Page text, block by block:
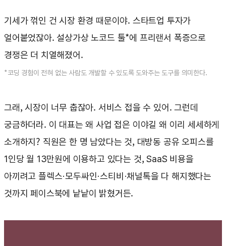
기세가 꺾인 건 시장 환경 때문이야. 스타트업 투자가
얼어붙었잖아. 설상가상 노코드 툴*에 프리랜서 폭증으로
경쟁은 더 치열해졌어.
*코딩 경험이 전혀 없는 사람도 개발할 수 있도록 도와주는 도구를 의미한다.
그래, 시장이 너무 춥잖아. 서비스 접을 수 있어. 그런데
궁금하더라. 이 대표는 왜 사업 접은 이야길 왜 이리 세세하게
소개하지? 직원은 한 명 남았다는 것, 대방동 공유 오피스를
1인당 월 13만원에 이용하고 있다는 것, SaaS 비용을
아끼려고 플렉스·모두싸인·스티비·채널톡을 다 해지했다는
것까지 페이스북에 낱낱이 밝혔거든.